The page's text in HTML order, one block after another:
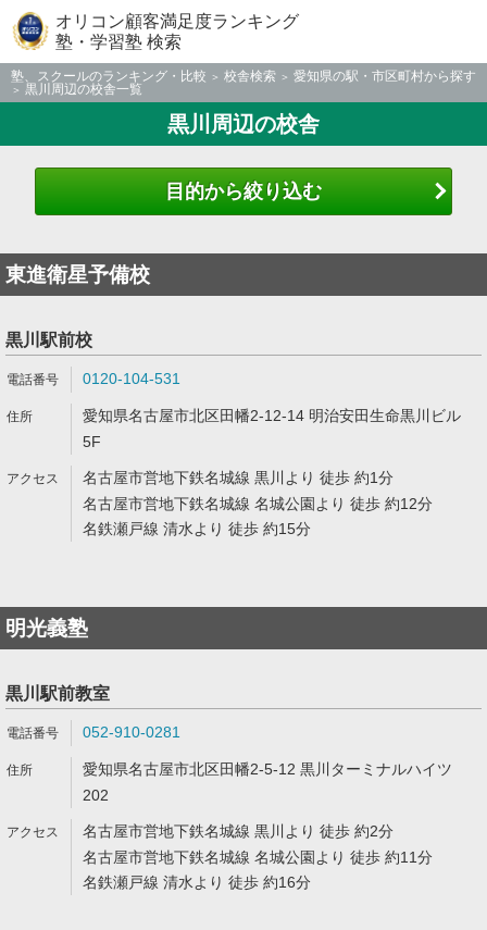
オリコン顧客満足度ランキング
塾・学習塾 検索
塾、スクールのランキング・比較 校舎検索
愛知県の駅・市区町村から探す
黒川周辺の校舎一覧
黒川周辺の校舎
目的から絞り込む
東進衛星予備校
黒川駅前校
0120-104-531
愛知県名古屋市北区田幡2-12-14 明治安田生命黒川ビル
5F
名古屋市営地下鉄名城線 黒川より 徒歩 約1分
名古屋市営地下鉄名城線 名城公園より 徒歩 約12分
名鉄瀬戸線 清水より 徒歩 約15分
明光義塾
黒川駅前教室
052-910-0281
愛知県名古屋市北区田幡2-5-12 黒川ターミナルハイツ
202
名古屋市営地下鉄名城線 黒川より 徒歩 約2分
名古屋市営地下鉄名城線 名城公園より 徒歩 約11分
名鉄瀬戸線 清水より 徒歩 約16分